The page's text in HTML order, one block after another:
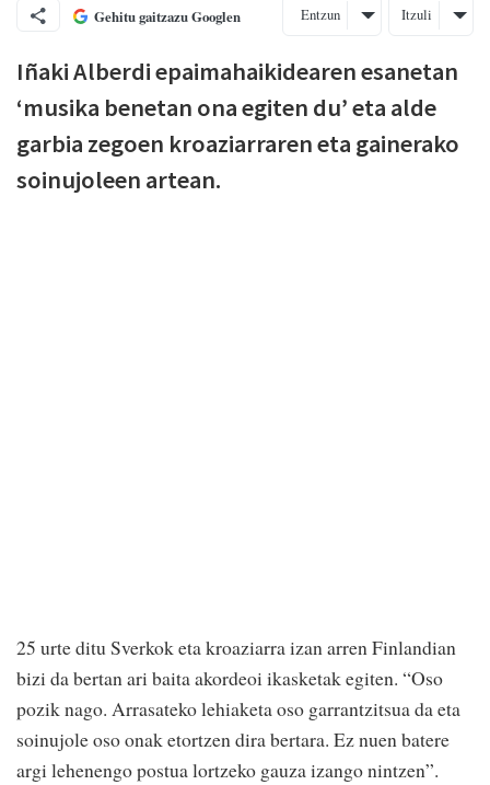
Gehitu gaitzazu Googlen Entzun Itzuli
Iñaki Alberdi epaimahaikidearen esanetan
‘musika benetan ona egiten du’ eta alde
garbia zegoen kroaziarraren eta gainerako
soinujoleen artean.
25 urte ditu Sverkok eta kroaziarra izan arren Finlandian
bizi da bertan ari baita akordeoi ikasketak egiten. “Oso
pozik nago. Arrasateko lehiaketa oso garrantzitsua da eta
soinujole oso onak etortzen dira bertara. Ez nuen batere
argi lehenengo postua lortzeko gauza izango nintzen”.